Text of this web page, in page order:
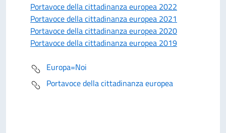
Portavoce della cittadinanza europea 2022
Portavoce della cittadinanza europea 2021
Portavoce della cittadinanza europea 2020
Portavoce della cittadinanza europea 2019
Europa=Noi
Portavoce della cittadinanza europea